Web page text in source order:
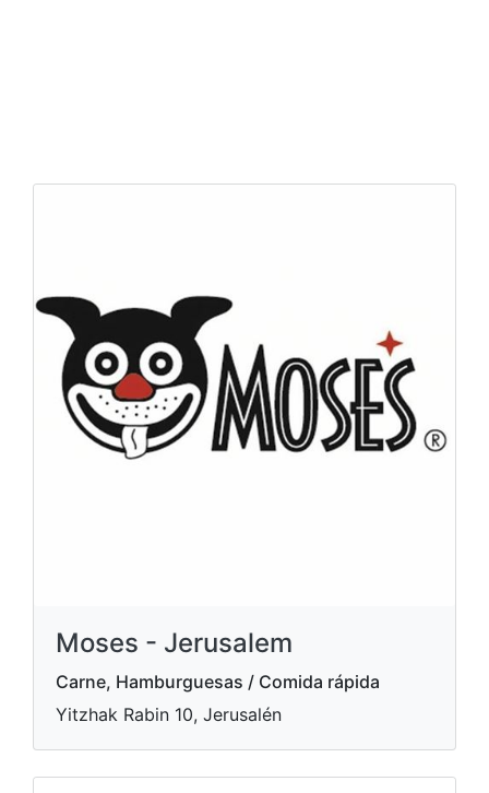
Moses - Jerusalem
Carne, Hamburguesas / Comida rápida
Yitzhak Rabin 10, Jerusalén